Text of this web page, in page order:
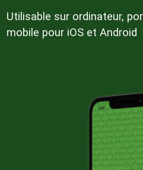
Utilisable sur ordinateur,
mobile pour iOS et Android